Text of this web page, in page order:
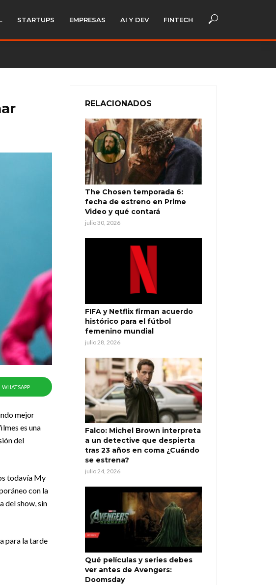
STARTUPS EMPRESAS AI Y DEV FINTECH
WHATSAPP
mejor
es una
del
todavía My
con la
del show, sin
para la tarde
RELACIONADOS
The Chosen temporada 6:
fecha de estreno en Prime
Video y qué contará
julio 30, 2026
FIFA y Netflix firman acuerdo
histórico para el fútbol
femenino mundial
julio 28, 2026
Falco: Michel Brown interpreta
a un detective que despierta
tras 23 años en coma ¿Cuándo
se estrena?
julio 24, 2026
Qué películas y series debes
ver antes de Avengers:
Doomsday